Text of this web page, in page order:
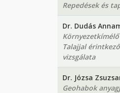
Repedések és
Dr. Dudás
Talajjal
vizsgálata
Dr. Józsa
Geohabok